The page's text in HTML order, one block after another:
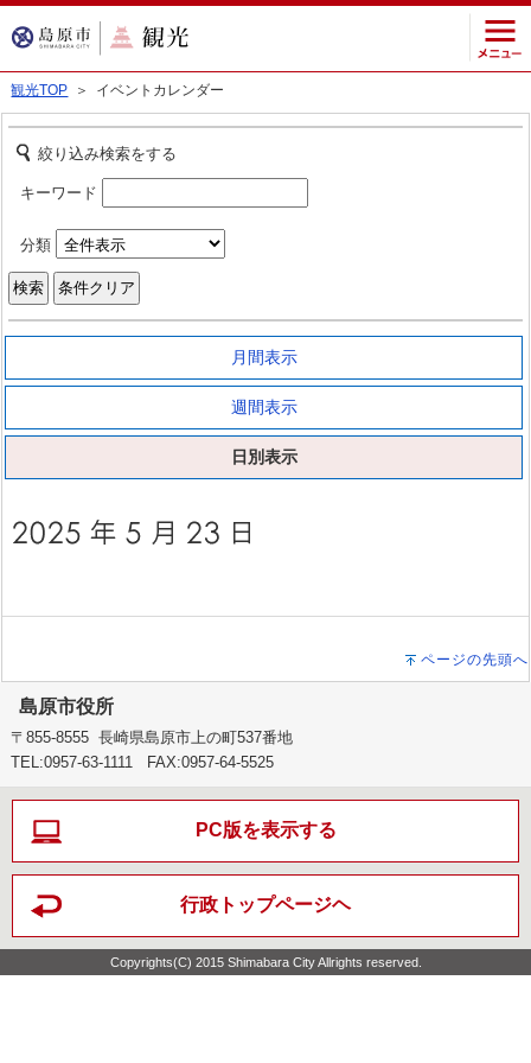
観光TOP ＞ イベントカレンダー
絞り込み検索をする
キーワード
分類
月間表示
週間表示
日別表示
ページの先頭へ
島原市役所
〒855-8555 長崎県島原市上の町537番地
TEL:0957-63-1111 FAX:0957-64-5525
PC版を表示する
行政トップページヘ
Copyrights(C) 2015 Shimabara City Allrights reserved.